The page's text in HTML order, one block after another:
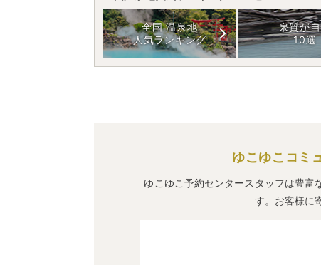
全国 温泉地
人気ランキング
泉質が
10選
ゆこゆこコミ
ゆこゆこ予約センタースタッフは豊富
す。お客様に